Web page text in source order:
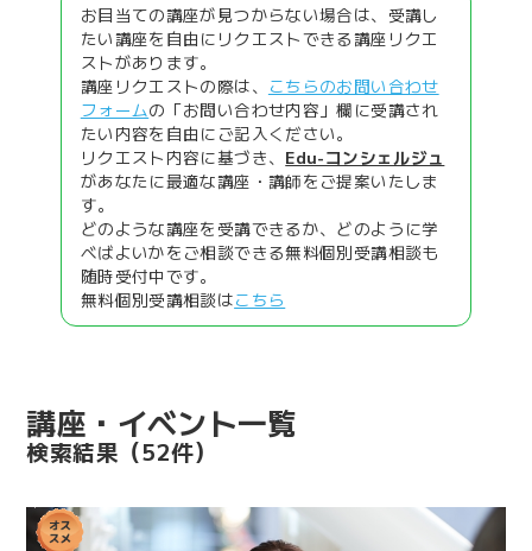
お目当ての講座が見つからない場合は、受講し
たい講座を自由にリクエストできる講座リクエ
ストがあります。
講座リクエストの際は、
こちらのお問い合わせ
フォームの「お問い合わせ内容」欄に受講され
たい内容を自由にご記入ください。
リクエスト内容に基づき、 Edu-コンシェルジュ
があなたに最適な講座・講師をご提案いたしま
す。
どのような講座を受講できるか、どのように学
べばよいかをご相談できる無料個別受講相談も
随時受付中です。
無料個別受講相談はこちら
講座・イベント一覧
検索結果 （52件）